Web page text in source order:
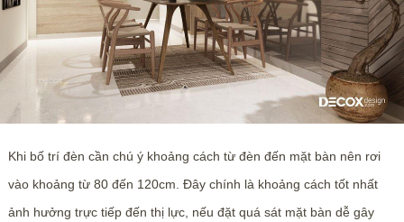
Khi bố trí đèn cần chú ý khoảng cách từ đèn đến mặt bàn nên rơi
vào khoảng từ 80 đến 120cm. Đây chính là khoảng cách tốt nhất
ảnh hưởng trực tiếp đến thị lực, nếu đặt quá sát mặt bàn dễ gây